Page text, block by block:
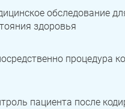
обследование
здоровья
процедура
пациента после